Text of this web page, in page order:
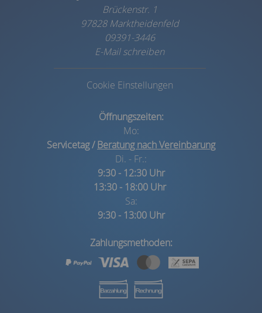
Brückenstr. 1
97828 Marktheidenfeld
09391-3446
E-Mail schreiben
Cookie Einstellungen
Öffnungszeiten:
Mo:
Servicetag /Beratung nach Vereinbarung
Di. - Fr.:
9:30 - 12:30 Uhr
13:30 - 18:00 Uhr
Sa:
9:30 - 13:00 Uhr
Zahlungsmethoden: